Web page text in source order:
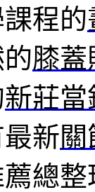
程的
膝蓋
新莊當
新
總整